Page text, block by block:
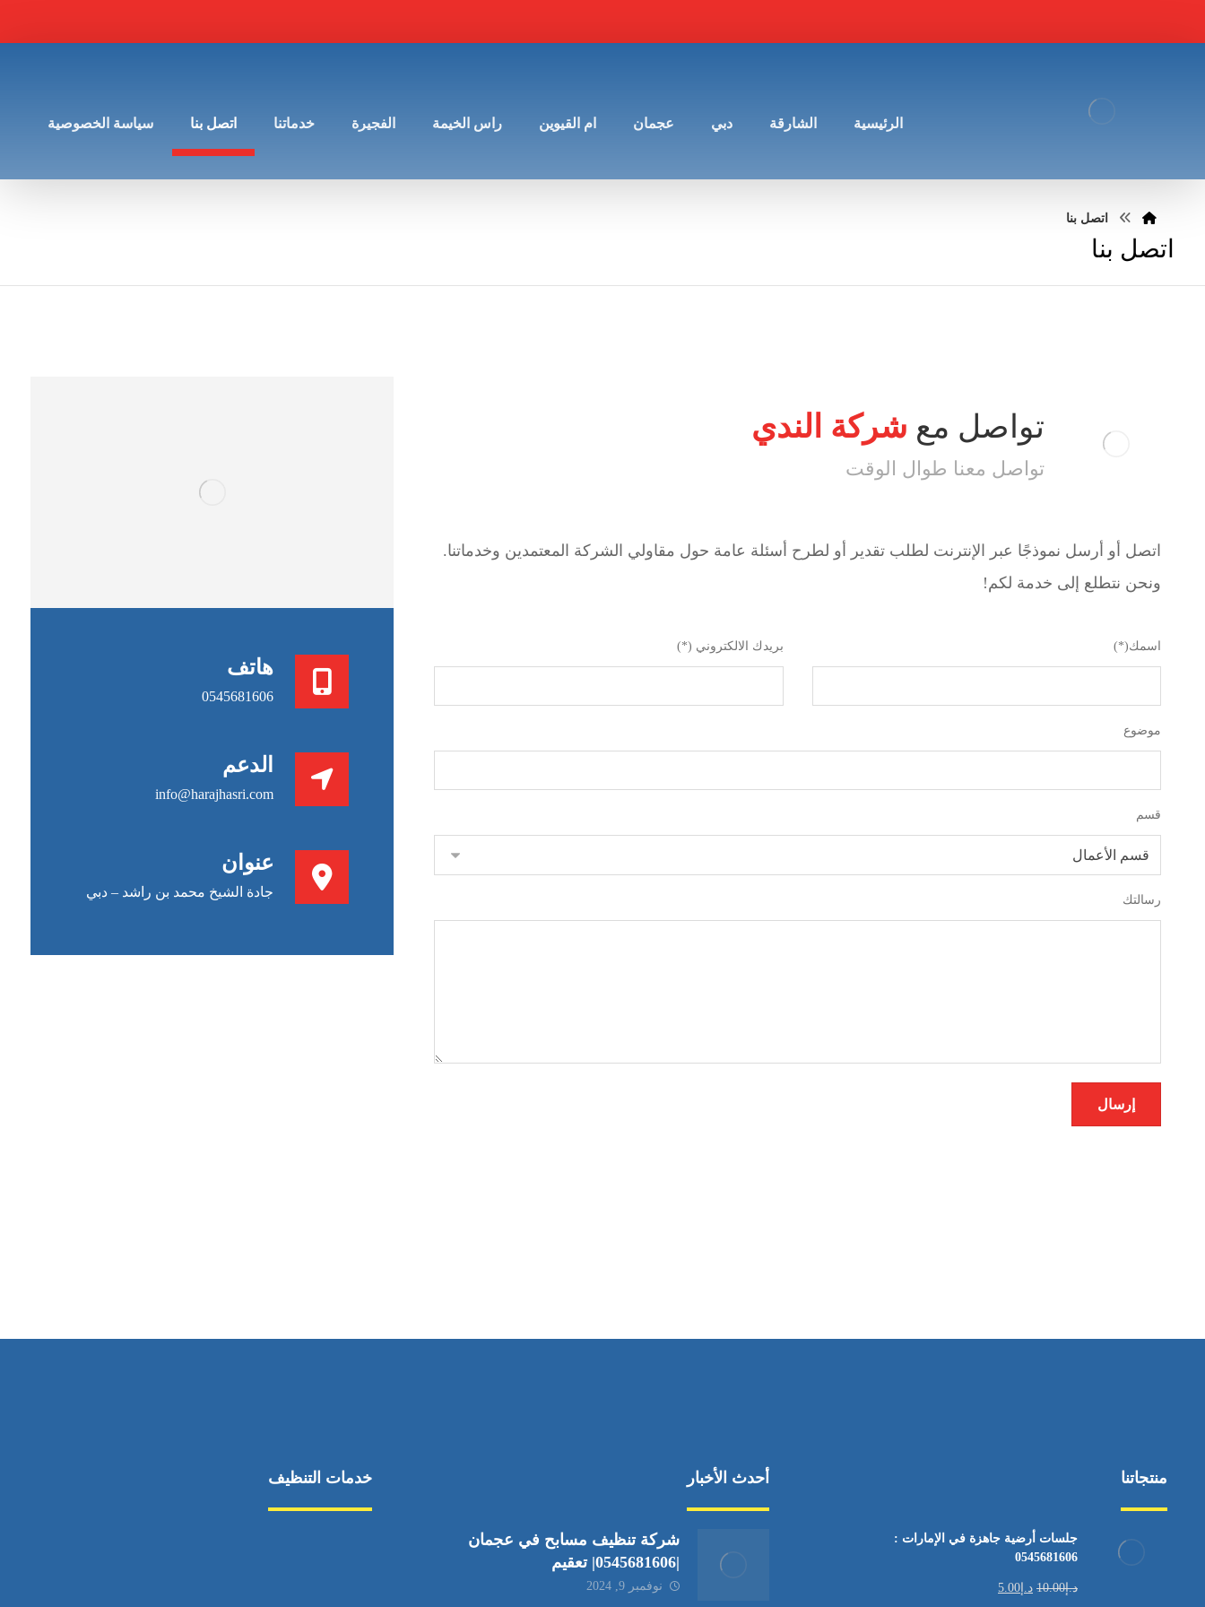
الرئيسية الشارقة دبي عجمان ام القيوين راس الخيمة الفجيرة خدماتنا اتصل بنا سياسة الخصوصية
اتصل بنا
اتصل بنا
هاتف
0545681606
الدعم
info@harajhasri.com
عنوان
جادة الشيخ محمد بن راشد – دبي
تواصل مع شركة الندي
تواصل معنا طوال الوقت
اتصل أو أرسل نموذجًا عبر الإنترنت لطلب تقدير أو لطرح أسئلة عامة حول مقاولي الشركة المعتمدين وخدماتنا.
ونحن نتطلع إلى خدمة لكم!
اسمك(*) بريدك الالكتروني (*)
موضوع
قسم
رسالتك
منتجاتنا
جلسات أرضية جاهزة في الإمارات :
0545681606
د.إ10.00 د.إ 5.00
أحدث الأخبار
شركة تنظيف مسابح في عجمان
|0545681606| تعقيم
نوفمبر 9, 2024
خدمات التنظيف